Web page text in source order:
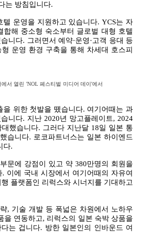
는 방침입니다.
운영을 지원하고 있습니다. YCS는 자
해 중소형 숙소부터 글로벌 대형 호텔
니다. 그러면서 예약·운영·고객 응대 등
운영 환경 구축을 통해 차세대 호스피
서 열린 'NOL 페스티벌 미디어 데이'에서
위한 첫발을 뗐습니다. 여기어때는 과
니다. 지난 2020년 망고플레이트, 2024
했습니다. 그러다 지난달 18일 일본 통
습니다. 로코파트너스는 일본 하이엔드
다.
문에 강점이 있고 약 380만명의 회원을
이에 국내 시장에서 여기어때의 자유여
플랫폼인 리럭스와 시너지를 기대하고
, 기술 개발 등 폭넓은 차원에서 노하우
연동하고, 리럭스의 일본 숙박 상품을
는 겁니다. 방한 일본인의 인바운드 여